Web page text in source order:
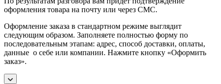
оформления товара на почту или через СМС.
Оформление заказа в стандартном режиме выглядит
следующим образом. Заполняете полностью форму по
последовательным этапам: адрес, способ доставки, оплаты,
данные о себе или компании. Нажмите кнопку «Оформить
заказ».